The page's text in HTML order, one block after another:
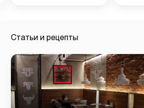
Статьи и рецепты